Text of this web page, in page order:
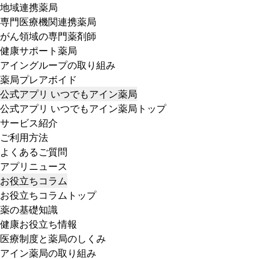
地域連携薬局
専門医療機関連携薬局
がん領域の専門薬剤師
健康サポート薬局
アイングループの取り組み
薬局プレアボイド
公式アプリ いつでもアイン薬局
公式アプリ いつでもアイン薬局トップ
サービス紹介
ご利用方法
よくあるご質問
アプリニュース
お役立ちコラム
お役立ちコラムトップ
薬の基礎知識
健康お役立ち情報
医療制度と薬局のしくみ
アイン薬局の取り組み